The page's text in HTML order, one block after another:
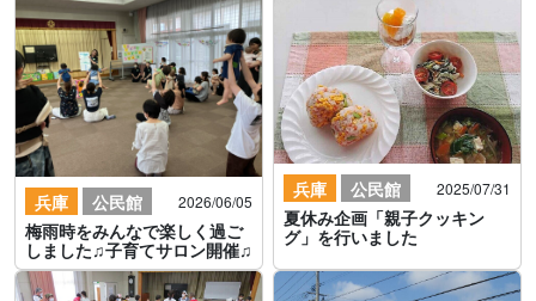
兵庫 公民館 2026/06/05
梅雨時をみんなで楽しく過ご
しました♫子育てサロン開催♫
兵庫 公民館 2025/07/31
夏休み企画「親子クッキン
グ」を行いました